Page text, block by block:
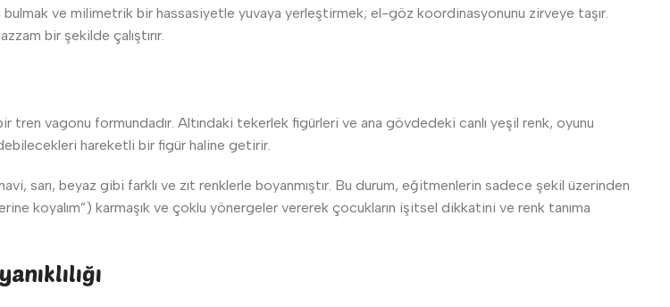
bulmak ve milimetrik bir hassasiyetle yuvaya yerleştirmek; el-göz koordinasyonunu zirveye taşır.
bir şekilde çalıştırır.
tren vagonu formundadır. Altındaki tekerlek figürleri ve ana gövdedeki canlı yeşil renk, oyunu
hareketli bir figür haline getirir.
sarı, beyaz gibi farklı ve zıt renklerle boyanmıştır. Bu durum, eğitmenlerin sadece şekil üzerinden
koyalım”) karmaşık ve çoklu yönergeler vererek çocukların işitsel dikkatini ve renk tanıma